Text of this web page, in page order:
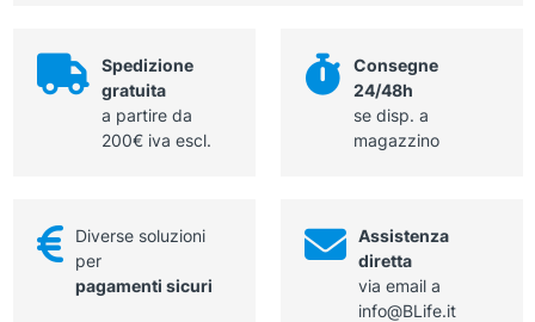
5
metri
Spedizione
gratuita
a partire da
200€ iva escl.
Consegne
24/48h
se disp. a
magazzino
Diverse soluzioni
per
pagamenti sicuri
Assistenza
diretta
via email a
info@BLife.it